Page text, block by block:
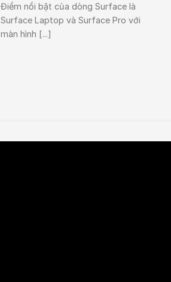
Điểm nổi bật của dòng Surface là
Surface Laptop và Surface Pro với
màn hình [...]